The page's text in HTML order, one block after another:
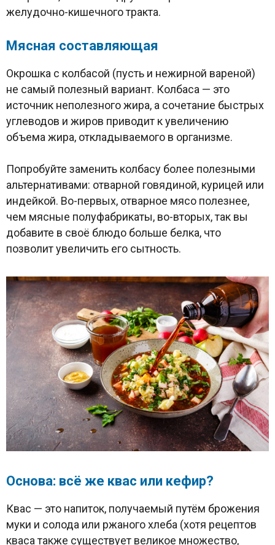
желудочно-кишечного тракта.
Мясная составляющая
Окрошка с колбасой (пусть и нежирной вареной)
не самый полезный вариант. Колбаса — это
источник неполезного жира, а сочетание быстрых
углеводов и жиров приводит к увеличению
объема жира, откладываемого в организме.
Попробуйте заменить колбасу более полезными
альтернативами: отварной говядиной, курицей или
индейкой. Во-первых, отварное мясо полезнее,
чем мясные полуфабрикаты, во-вторых, так вы
добавите в своё блюдо больше белка, что
позволит увеличить его сытность.
Основа: всё же квас или кефир?
Квас — это напиток, получаемый путём брожения
муки и солода или ржаного хлеба (хотя рецептов
кваса также существует великое множество,